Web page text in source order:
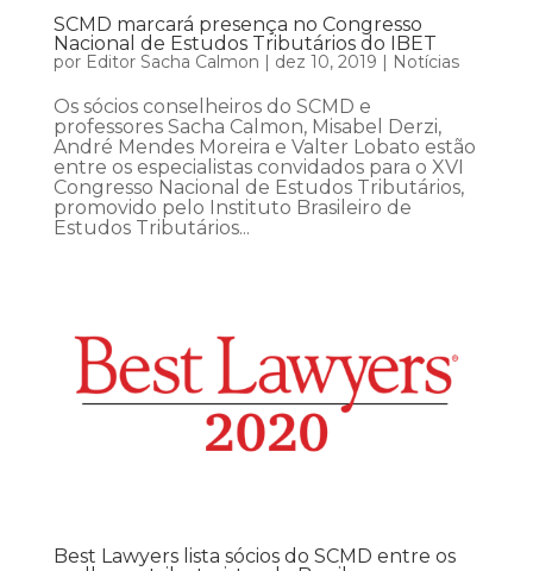
SCMD marcará presença no Congresso
Nacional de Estudos Tributários do IBET
por Editor Sacha Calmon dez 10, 2019 Notícias
Os sócios conselheiros do SCMD e
professores Sacha Calmon, Misabel Derzi,
André Mendes Moreira e Valter Lobato estão
entre os especialistas convidados para o XVI
Congresso Nacional de Estudos Tributários,
promovido pelo Instituto Brasileiro de
Estudos Tributários...
Best Lawyers lista sócios do SCMD entre os